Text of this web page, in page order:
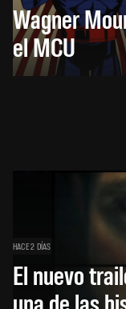
Wagner
el MCU
HACE 2 DÍAS
El nuevo
una de las